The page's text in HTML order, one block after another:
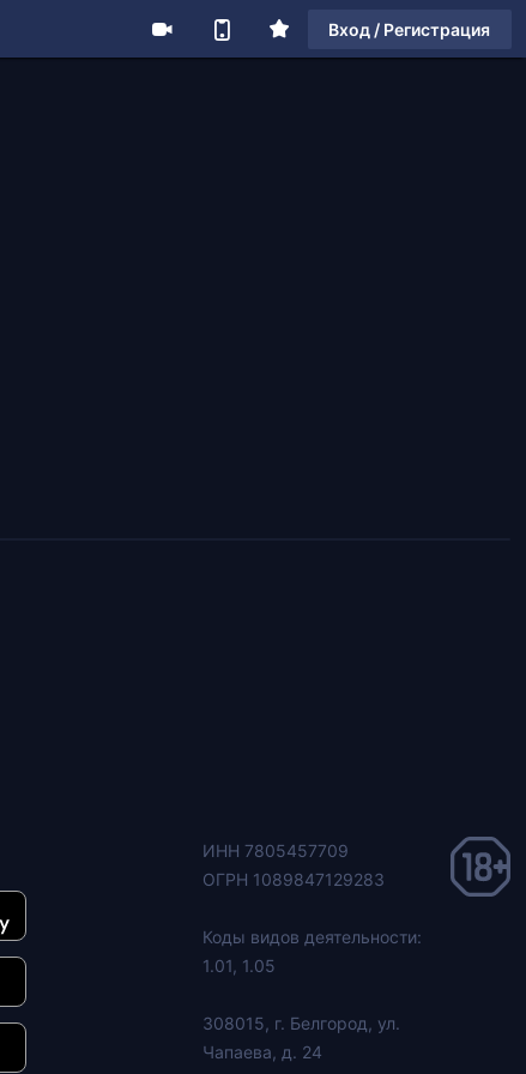
Вход / Регистрация
ИНН 7805457709
ОГРН 1089847129283
Коды видов деятельности:
1.01, 1.05
308015, г. Белгород, ул.
Чапаева, д. 24